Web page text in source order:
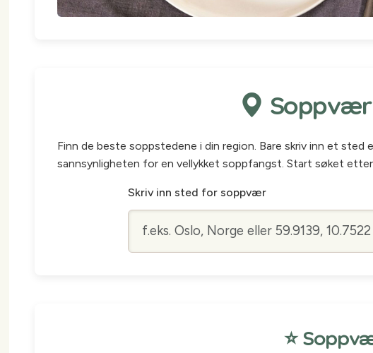
Finn de beste soppstedene i din region. Bare skriv inn et
sannsynligheten for en vellykket soppfangst. Start søket
Skriv inn sted for soppvær
⭐